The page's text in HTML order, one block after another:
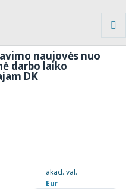
naujovės nuo
darbo laiko
DK
akad. val.
Eur